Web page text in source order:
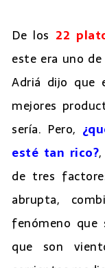
De los 22
este era uno
Adriá dijo que
mejores
sería. Pero,
esté tan rico?
de tres
abrupta,
fenómeno que
que son